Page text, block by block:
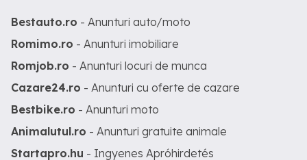
Bestauto.ro - Anunturi auto/moto
Romimo.ro - Anunturi imobiliare
Romjob.ro - Anunturi locuri de munca
Cazare24.ro - Anunturi cu oferte de cazare
Bestbike.ro - Anunturi moto
Animalutul.ro - Anunturi gratuite animale
Startapro.hu - Ingyenes Apróhirdetés